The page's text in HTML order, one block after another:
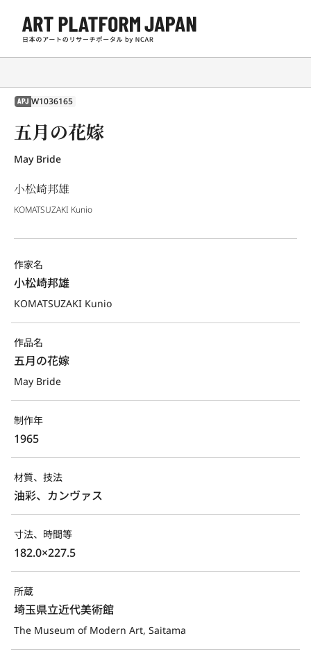
APJ W1036165
五月の花嫁
May Bride
小松崎邦雄
KOMATSUZAKI Kunio
作家名
小松崎邦雄
KOMATSUZAKI Kunio
作品名
五月の花嫁
May Bride
制作年
1965
材質、技法
油彩、カンヴァス
寸法、時間等
182.0×227.5
所蔵
埼玉県立近代美術館
The Museum of Modern Art, Saitama